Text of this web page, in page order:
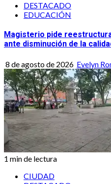
DESTACADO
EDUCACIÓN
Magisterio pide
ante disminución de la
8 de agosto de 2026 Evelyn
1 min de lectura
CIUDAD